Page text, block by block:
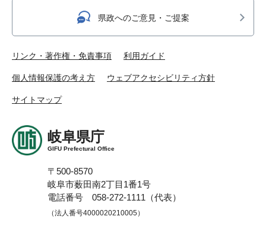
県政へのご意見・ご提案
リンク・著作権・免責事項 利用ガイド
個人情報保護の考え方 ウェブアクセシビリティ方針
サイトマップ
岐阜県庁
GIFU Prefectural Office
〒500-8570
岐阜市薮田南2丁目1番1号
電話番号 058-272-1111（代表）
（法人番号4000020210005）